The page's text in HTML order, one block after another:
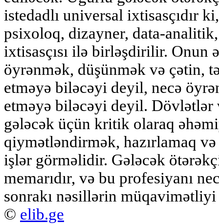
istedadlı universal ixtisasçıdır
psixoloq, dizayner, data-
ixtisasçısı ilə birləşdirilir. Onun
öyrənmək, düşünmək və çətin,
etməyə biləcəyi deyil, necə
etməyə biləcəyi deyil.
gələcək üçün kritik olaraq
qiymətləndirmək, hazırlamaq
işlər görməlidir. Gələcək
memarıdır, və bu profesiyanı
sonrakı nəsillərin müqavimətliyi
© elib.ge